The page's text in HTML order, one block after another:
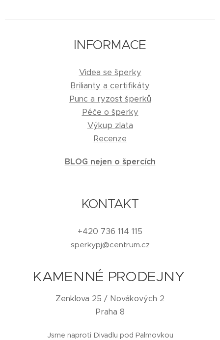
INFORMACE
Videa se šperky
Brilianty a certifikáty
Punc a ryzost šperků
Péče o šperky
Výkup zlata
Recenze
BLOG nejen o špercích
KONTAKT
+420 736 114 115
sperkypj@centrum.cz
KAMENNÉ PRODEJNY
Zenklova 25 / Novákových 2
Praha 8
Jsme naproti Divadlu pod Palmovkou